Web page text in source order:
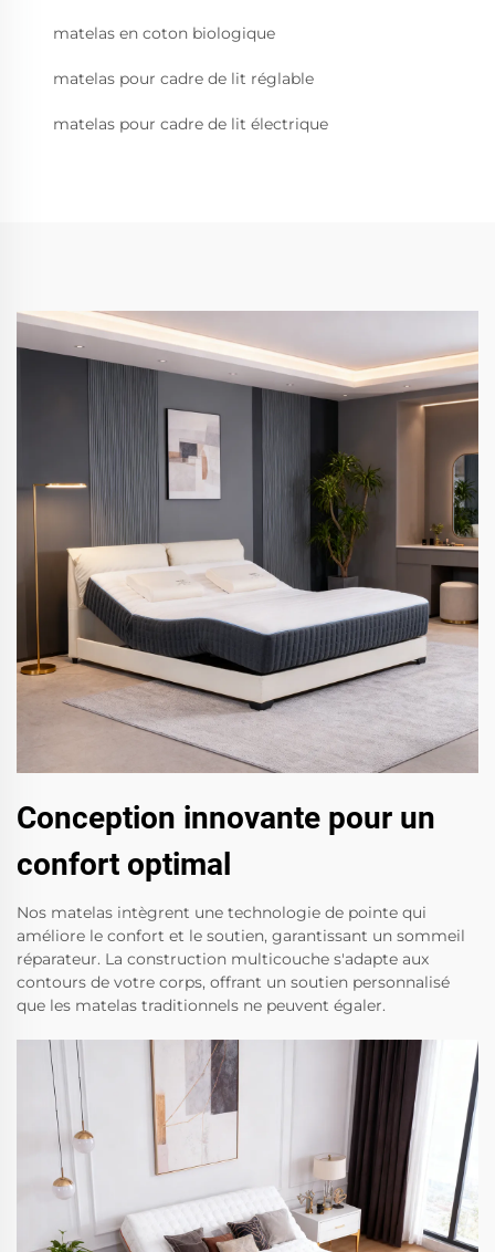
matelas en coton biologique
matelas pour cadre de lit réglable
matelas pour cadre de lit électrique
Conception innovante pour un
confort optimal
Nos matelas intègrent une technologie de pointe qui
améliore le confort et le soutien, garantissant un sommeil
réparateur. La construction multicouche s'adapte aux
contours de votre corps, offrant un soutien personnalisé
que les matelas traditionnels ne peuvent égaler.